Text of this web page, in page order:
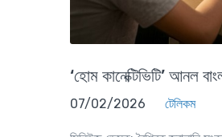
‘হোম কানেক্টিভিটি’ আনল
07/02/2026 টেলিকম